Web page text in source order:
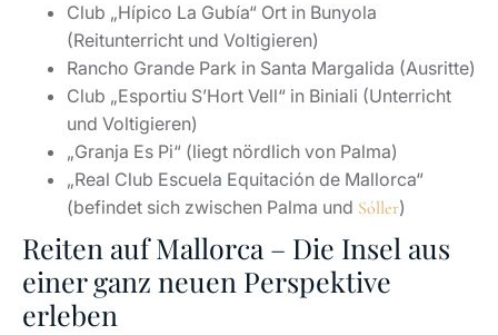
Club „Hípico La Gubía“ Ort in Bunyola
(Reitunterricht und Voltigieren)
Rancho Grande Park in Santa Margalida (Ausritte)
Club „Esportiu S’Hort Vell“ in Biniali (Unterricht
und Voltigieren)
„Granja Es Pi“ (liegt nördlich von Palma)
„Real Club Escuela Equitación de Mallorca“
(befindet sich zwischen Palma und Sóller)
Reiten auf Mallorca – Die Insel aus
einer ganz neuen Perspektive
erleben